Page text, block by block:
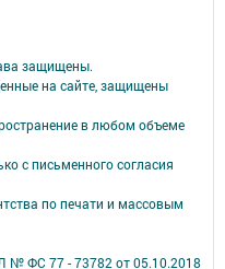
защищены.
на сайте, защищены
в любом объеме
с письменного согласия
по печати и массовым
№ ФС 77 -⁠ 73782 от 05.10.2018